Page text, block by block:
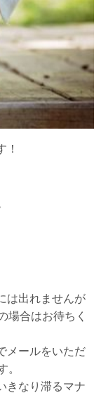
！
は出れませんが
場合はお待ちく
メールをいただ
。
きなり滞るマナ